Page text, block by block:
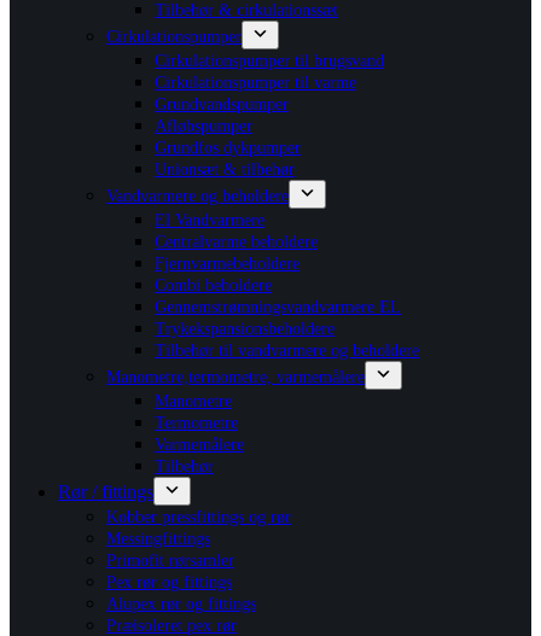
Tilbehør & cirkulationssæt
Cirkulationspumper
Cirkulationspumper til brugsvand
Cirkulationspumper til varme
Grundvandspumper
Afløbspumper
Grundfos dykpumper
Unionsæt & tilbehør
Vandvarmere og beholdere
El Vandvarmere
Centralvarme beholdere
Fjernvarmebeholdere
Combi beholdere
Gennemstrømningsvandvarmere EL
Trykekspansionsbeholdere
Tilbehør til vandvarmere og beholdere
Manometre,termometre, varmemålere
Manometre
Termometre
Varmemålere
Tilbehør
Rør / fittings
Kobber pressfittings og rør
Messingfittings
Primofit rørsamler
Pex rør og fittings
Alupex rør og fittings
Præisoleret pex rør